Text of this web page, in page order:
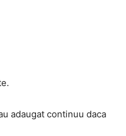
adaugat continuu daca